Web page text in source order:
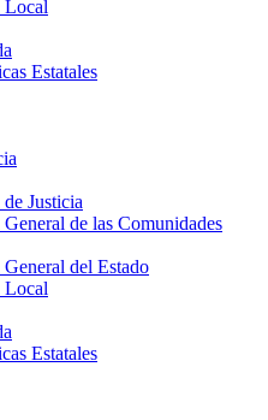
Local
Estatales
Justicia
de las Comunidades
del Estado
Local
Estatales